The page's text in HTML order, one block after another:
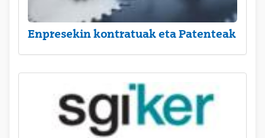
Enpresekin kontratuak eta Patenteak